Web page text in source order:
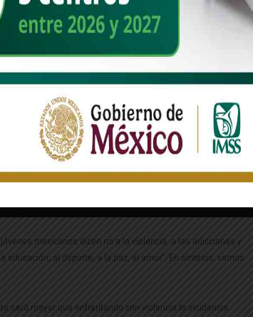
tuvo éxito por dos razones principales: es un semillero de
de la autoridad municipal, como hace en cuanto
nuestros jóvenes piensen en mejores cosas que atender el
a esta clase y resaltó la importancia de combatir las
principales rings del mundo en el futuro no muy lejano. Lo
descuidar programas sociales, educación y deporte, para
Así dejamos caer el país en el prolongado tobogán que tanto
mexicanos dicen no a la violencia, a las adicciones y
educación, al deporte, a la paz, al amor”. En síntesis, vamos
será mayor que enfrentando con violencia la incidencia